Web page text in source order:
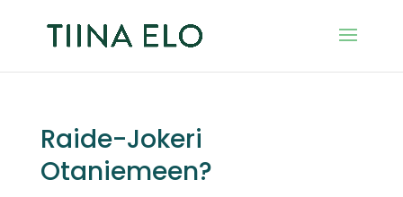
Raide-Jokeri
Otaniemeen?